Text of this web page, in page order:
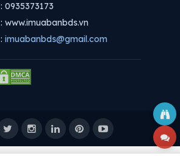
: 0935373173
: www.imuabanbds.vn
: imuabanbds@gmail.com